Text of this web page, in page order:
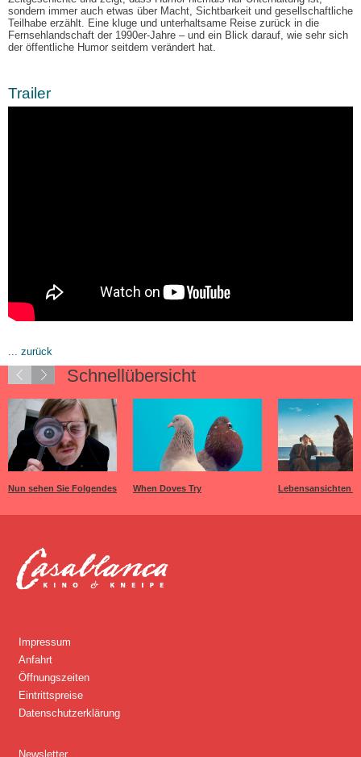
sondern immer auch etwas über Macht, Sichtbarkeit und gesellschaftliche
Teilhabe erzählt. Eine kluge und unterhaltsame Reise zurück in die
Fernsehlandschaft der 1990er-Jahre – und ein Blick darauf, wie sehr sich
der öffentliche Humor seitdem verändert hat.
Trailer
... zurück
Schnellübersicht
Nun sehen Sie Folgendes When Doves Try Lebensansichten
Impressum
Anfahrt
Öffnungszeiten
Eintrittspreise
Datenschutzerklärung
Newsletter